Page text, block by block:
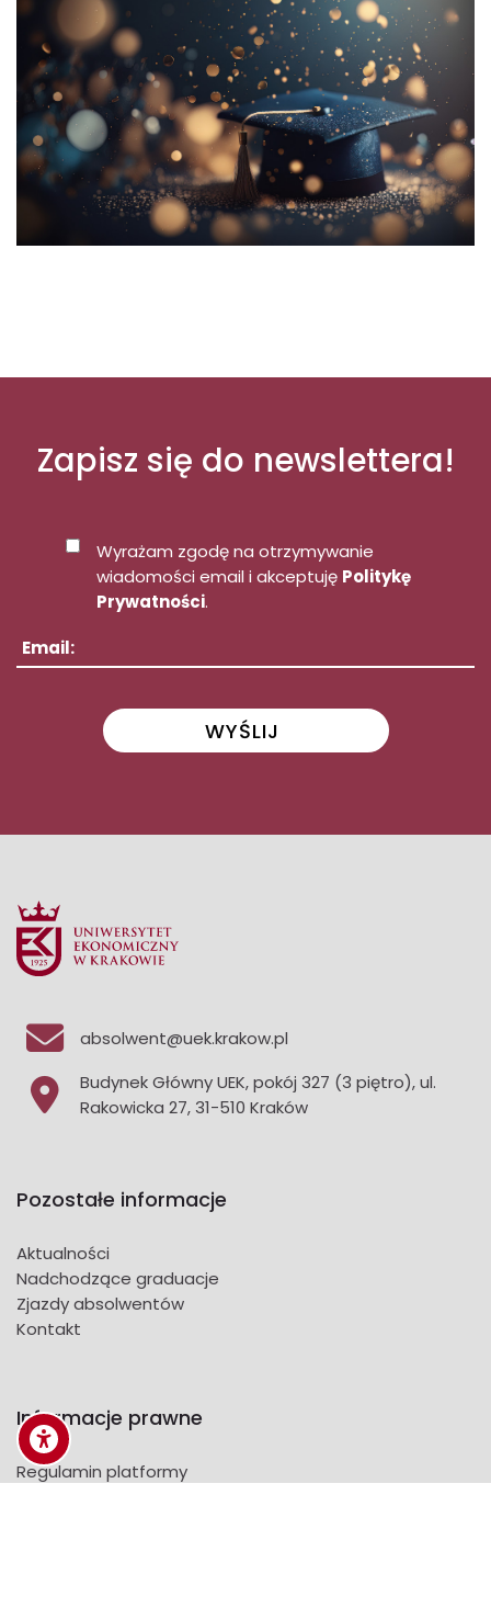
Zapisz się do newslettera!
Wyrażam zgodę na otrzymywanie
wiadomości email i akceptuję Politykę
Prywatności.
Email:
absolwent@uek.krakow.pl
Budynek Główny UEK, pokój 327 (3 piętro), ul.
Rakowicka 27, 31-510 Kraków
Pozostałe informacje
Aktualności
Nadchodzące graduacje
Zjazdy absolwentów
Kontakt
Informacje prawne
Regulamin platformy